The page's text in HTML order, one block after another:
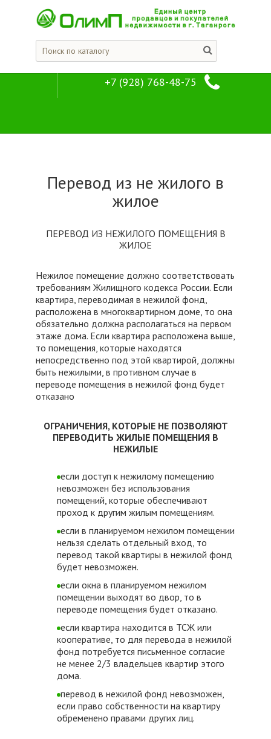
+7 (928) 768-48-75
Перевод из не жилого в
жилое
ПЕРЕВОД ИЗ НЕЖИЛОГО ПОМЕЩЕНИЯ В
ЖИЛОЕ
Нежилое помещение должно соответствовать
требованиям Жилищного кодекса России. Если
квартира, переводимая в нежилой фонд,
расположена в многоквартирном доме, то она
обязательно должна располагаться на первом
этаже дома. Если квартира расположена выше,
то помещения, которые находятся
непосредственно под этой квартирой, должны
быть нежилыми, в противном случае в
переводе помещения в нежилой фонд будет
отказано
ОГРАНИЧЕНИЯ, КОТОРЫЕ НЕ ПОЗВОЛЯЮТ
ПЕРЕВОДИТЬ ЖИЛЫЕ ПОМЕЩЕНИЯ В
НЕЖИЛЫЕ
если доступ к нежилому помещению
невозможен без использования
помещений, которые обеспечивают
проход к другим жилым помещениям.
если в планируемом нежилом помещении
нельзя сделать отдельный вход, то
перевод такой квартиры в нежилой фонд
будет невозможен.
если окна в планируемом нежилом
помещении выходят во двор, то в
переводе помещения будет отказано.
если квартира находится в ТСЖ или
кооперативе, то для перевода в нежилой
фонд потребуется письменное согласие
не менее 2/3 владельцев квартир этого
дома.
перевод в нежилой фонд невозможен,
если право собственности на квартиру
обременено правами других лиц.